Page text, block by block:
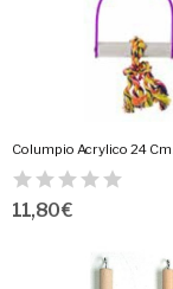
11,80 €